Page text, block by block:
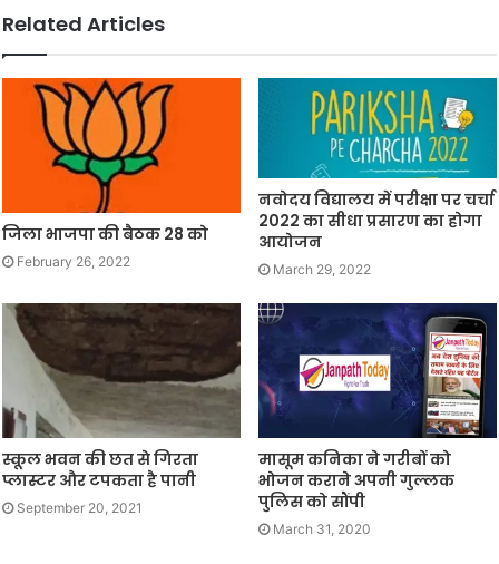
Related Articles
जिला भाजपा की बैठक 28 को
February 26, 2022
नवोदय विद्यालय में परीक्षा पर चर्चा
2022 का सीधा प्रसारण का होगा
आयोजन
March 29, 2022
स्कूल भवन की छत से गिरता
प्लास्टर और टपकता है पानी
September 20, 2021
मासूम कनिका ने गरीबों को
भोजन कराने अपनी गुल्लक
पुलिस को सौंपी
March 31, 2020